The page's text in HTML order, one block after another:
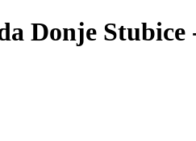
Donje Stubice